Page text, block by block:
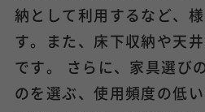
納として利用するなど、
す。また、床下収納や天
です。 さらに、家具選び
のを選ぶ、使用頻度の低